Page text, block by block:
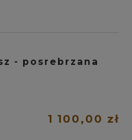
- posrebrzana
1 100,00 zł